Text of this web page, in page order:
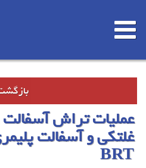
عملیات تراش
غلتکی و آسفالت
BRT